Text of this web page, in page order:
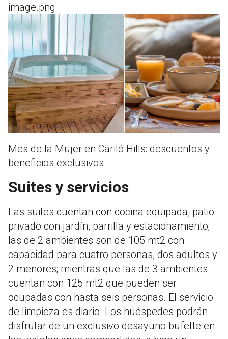
image.png
Mes de la Mujer en Cariló Hills: descuentos y
beneficios exclusivos
Suites y servicios
Las suites cuentan con cocina equipada, patio
privado con jardín, parrilla y estacionamiento;
las de 2 ambientes son de 105 mt2 con
capacidad para cuatro personas, dos adultos y
2 menores; mientras que las de 3 ambientes
cuentan con 125 mt2 que pueden ser
ocupadas con hasta seis personas. El servicio
de limpieza es diario. Los huéspedes podrán
disfrutar de un exclusivo desayuno bufette en